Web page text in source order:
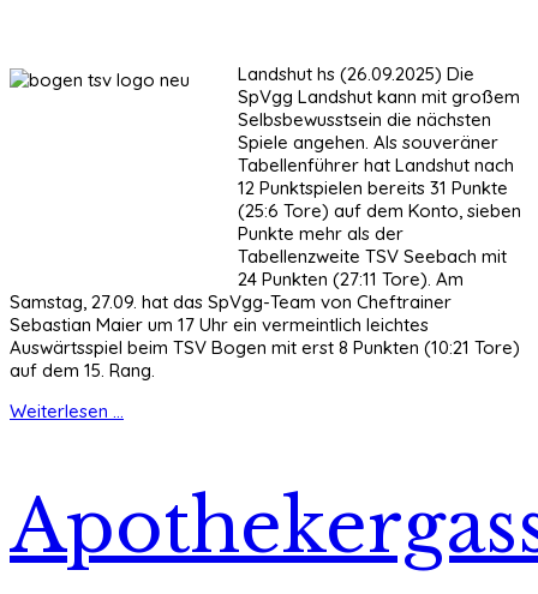
Landshut hs (26.09.2025) Die
SpVgg Landshut kann mit großem
Selbsbewusstsein die nächsten
Spiele angehen. Als souveräner
Tabellenführer hat Landshut nach
12 Punktspielen bereits 31 Punkte
(25:6 Tore) auf dem Konto, sieben
Punkte mehr als der
Tabellenzweite TSV Seebach mit
24 Punkten (27:11 Tore). Am
Samstag, 27.09. hat das SpVgg-Team von Cheftrainer
Sebastian Maier um 17 Uhr ein vermeintlich leichtes
Auswärtsspiel beim TSV Bogen mit erst 8 Punkten (10:21 Tore)
auf dem 15. Rang.
Weiterlesen ...